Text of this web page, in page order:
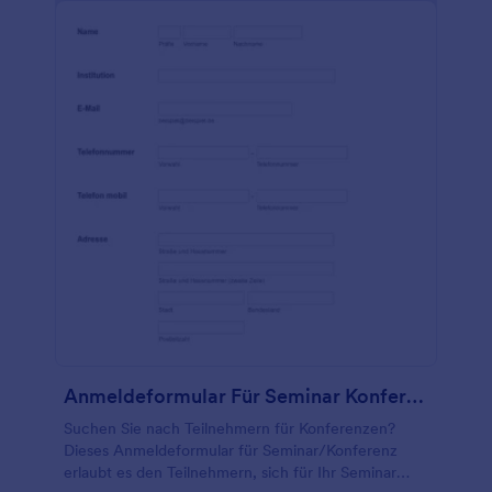
Anmeldeformular Für Seminar Konferenz
Suchen Sie nach Teilnehmern für Konferenzen?
Dieses Anmeldeformular für Seminar/Konferenz
erlaubt es den Teilnehmern, sich für Ihr Seminar